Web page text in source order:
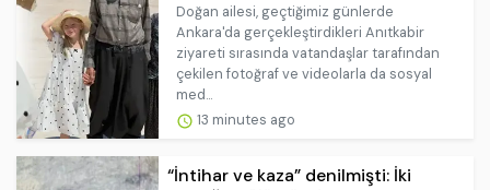
Doğan ailesi, geçtiğimiz günlerde
Ankara'da gerçekleştirdikleri Anıtkabir
ziyareti sırasında vatandaşlar tarafından
çekilen fotoğraf ve videolarla da sosyal
med...
13 minutes ago
“İntihar ve kaza” denilmişti: İki